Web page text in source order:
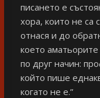
писането е
хора, които не са
отнася и до
което
по друг начин:
който пише
когато не е.”